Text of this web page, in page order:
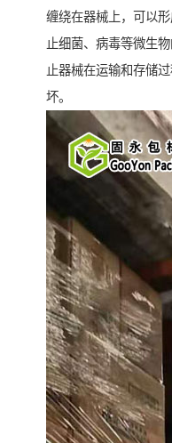
缠绕在器械上，可以
止细菌、病毒等微生
止器械在运输和存储
坏。